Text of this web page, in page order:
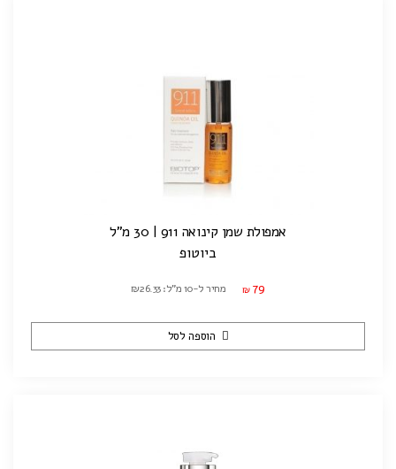
אמפולת שמן קינואה 911 | 30 מ"ל
ביוטופ
₪ 79 מחיר ל-10 מ"ל: ₪26.33
הוספה לסל